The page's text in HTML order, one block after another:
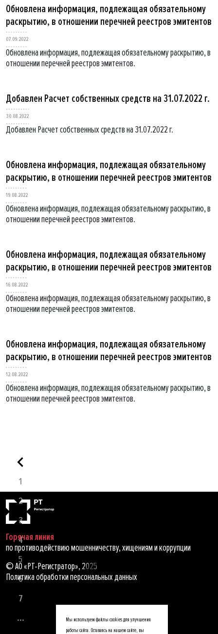
Обновлена информация, подлежащая обязательному
раскрытию, в отношении перечней реестров эмитентов
07.09.2022
Обновлена информация, подлежащая обязательному раскрытию, в
отношении перечней реестров эмитентов.
Добавлен Расчет собственных средств на 31.07.2022 г.
30.08.2022
Добавлен Расчет собственных средств на 31.07.2022 г.
Обновлена информация, подлежащая обязательному
раскрытию, в отношении перечней реестров эмитентов
19.08.2022
Обновлена информация, подлежащая обязательному раскрытию, в
отношении перечней реестров эмитентов.
Обновлена информация, подлежащая обязательному
раскрытию, в отношении перечней реестров эмитентов
16.08.2022
Обновлена информация, подлежащая обязательному раскрытию, в
отношении перечней реестров эмитентов.
Обновлена информация, подлежащая обязательному
раскрытию, в отношении перечней реестров эмитентов
12.08.2022
Обновлена информация, подлежащая обязательному раскрытию, в
отношении перечней реестров эмитентов.
1
2
3
4
5
6
7
...
Горячая линия
по противодействию мошенничеству, хищениям и коррупции
© АО «РТ-Регистратор», 2025
Политика обработки персональных данных
Мы используем файлы cookies для улучшения
работы сайта. Оставаясь на нашем сайте, вы